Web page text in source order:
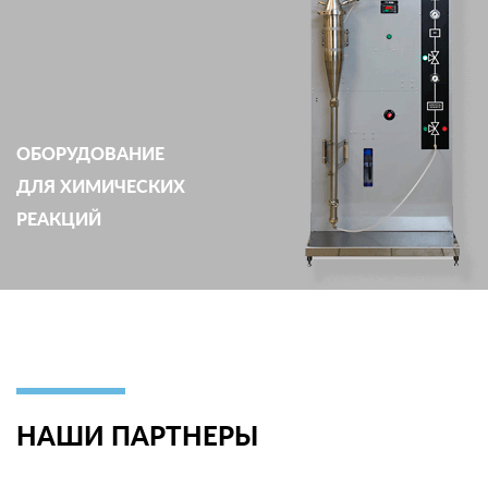
ОБОРУДОВАНИЕ
ДЛЯ ХИМИЧЕСКИХ
РЕАКЦИЙ
НАШИ ПАРТНЕРЫ